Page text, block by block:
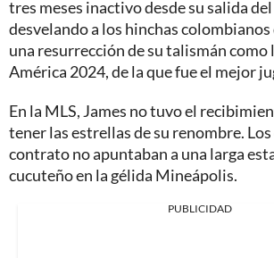
tres meses inactivo desde su salida
desvelando a los hinchas
una resurrección de su talismán como
América 2024, de la que fue el mejor
En la MLS, James no tuvo el
tener las estrellas de su renombre.
contrato no apuntaban a una larga
cucuteño en la gélida Mineápolis.
PUBLICIDAD